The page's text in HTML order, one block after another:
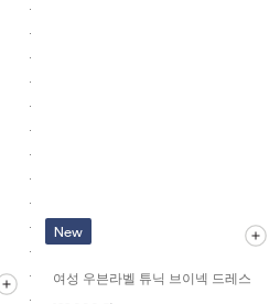
New
여성 우븐라벨 튜닉 브이넥 드레스